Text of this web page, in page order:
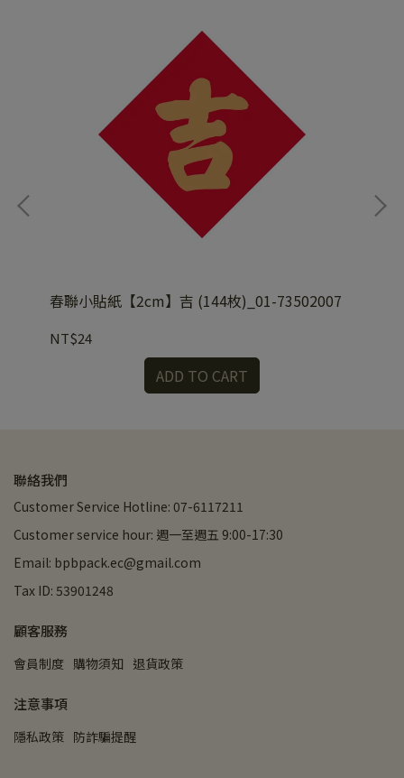
春聯小貼紙【2cm】吉 (144枚)_01-73502007
NT$24
ADD TO CART
聯絡我們
Customer Service Hotline: 07-6117211
Customer service hour: 週一至週五 9:00-17:30
Email: bpbpack.ec@gmail.com
Tax ID: 53901248
顧客服務
會員制度 購物須知 退貨政策
注意事項
隱私政策 防詐騙提醒